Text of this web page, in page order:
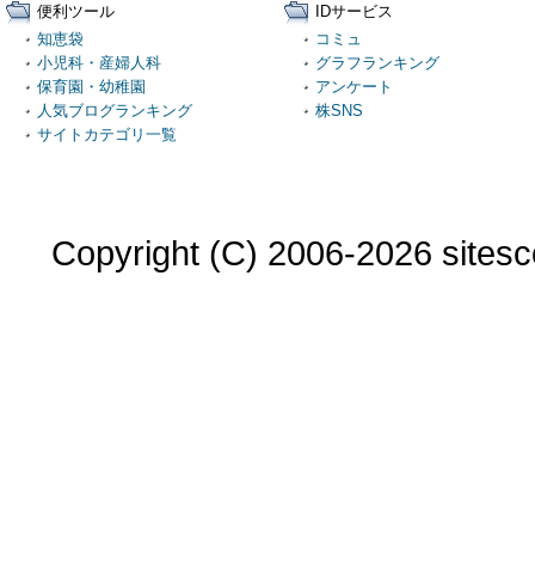
便利ツール
知恵袋
小児科・産婦人科
保育園・幼稚園
人気ブログランキング
サイトカテゴリ一覧
IDサービス
コミュ
グラフランキング
アンケート
株SNS
Copyright (C) 2006-2026